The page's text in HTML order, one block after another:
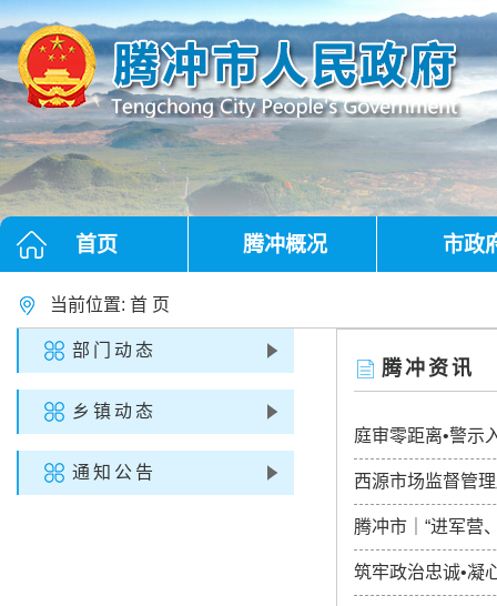
首页 腾冲概况 市政
当前位置: 首 页
腾冲资讯
庭审零距离•警示
西源市场监督管
腾冲市｜“进军营
筑牢政治忠诚•凝
部门动态
乡镇动态
通知公告